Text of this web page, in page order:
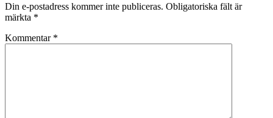
Din e-postadress kommer inte publiceras. Obligatoriska fält är
märkta *
Kommentar *